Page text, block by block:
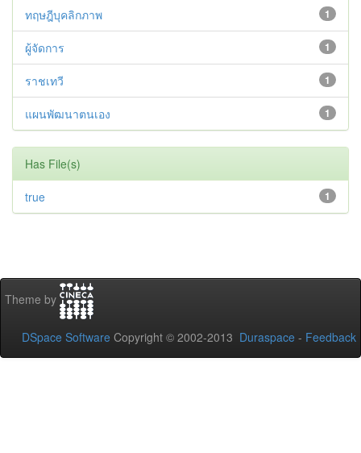
1
ทฤษฎีบุคลิกภาพ
1
ผู้จัดการ
1
ราชเทวี
1
แผนพัฒนาตนเอง
Has File(s)
1
true
Theme by
DSpace Software Copyright © 2002-2013 Duraspace - Feedback